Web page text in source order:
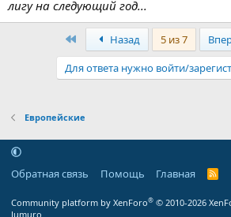
лигу на следующий год...
ПервыйНазад 5 из 7
Для ответа нужно войти/
Европейские
Обратная связь Помощь Главная
R
Community platform by XenForo® © 2010-2026
Jumuro